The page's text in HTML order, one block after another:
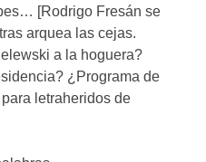
[Rodrigo Fresán se
arquea las cejas.
a la hoguera?
¿Programa de
letraheridos de